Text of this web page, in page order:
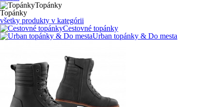
Topánky
Topánky
všetky produkty v kategórii
Cestovné topánky
Urban topánky & Do mesta